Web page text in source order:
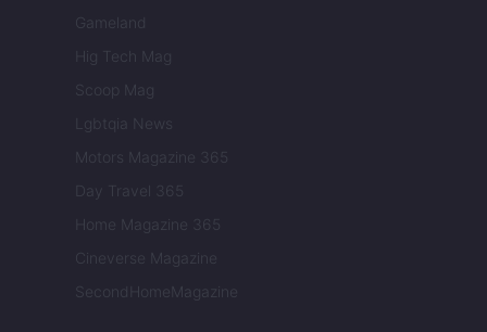
Gameland
Hig Tech Mag
Scoop Mag
Lgbtqia News
Motors Magazine 365
Day Travel 365
Home Magazine 365
Cineverse Magazine
SecondHomeMagazine